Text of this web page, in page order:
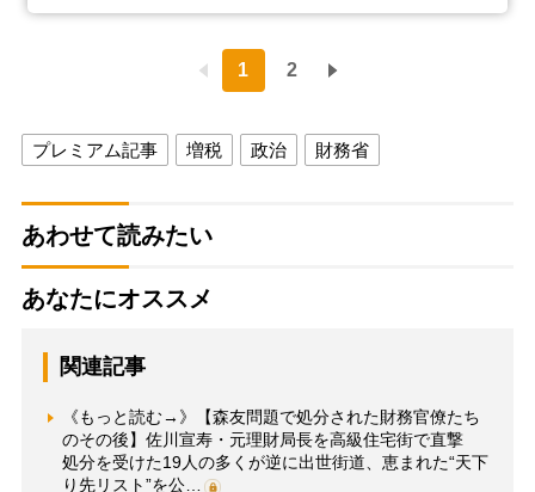
1 2
プレミアム記事 増税 政治 財務省
あわせて読みたい
あなたにオススメ
関連記事
《もっと読む→》【森友問題で処分された財務官僚たち
のその後】佐川宣寿・元理財局長を高級住宅街で直撃
処分を受けた19人の多くが逆に出世街道、恵まれた“天下
り先リスト”を公…